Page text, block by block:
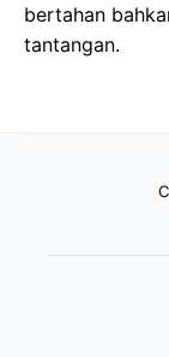
bertahan
tantangan.